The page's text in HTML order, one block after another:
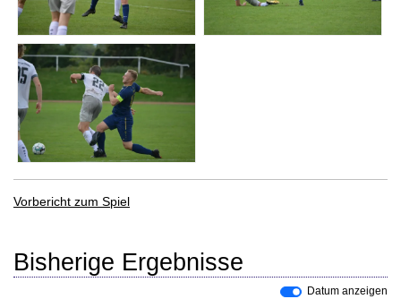
Vorbericht zum Spiel
Bisherige Ergebnisse
Datum anzeigen